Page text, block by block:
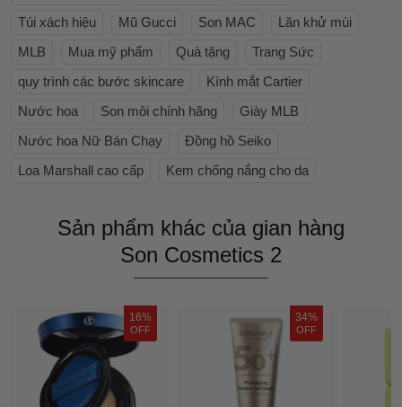
Túi xách hiệu
Mũ Gucci Son MAC
Lăn khử mùi
MLB
Mua mỹ phẩm Quà tặng
Trang Sức
quy trình các bước skincare
Kính mắt Cartier
Nước hoa
Son môi chính hãng
Giày MLB
Nước hoa Nữ Bán Chạy
Đồng hồ Seiko
Loa Marshall cao cấp
Kem chống nắng cho da
Sản phẩm khác của gian hàng
Son Cosmetics 2
16%
OFF
34%
OFF